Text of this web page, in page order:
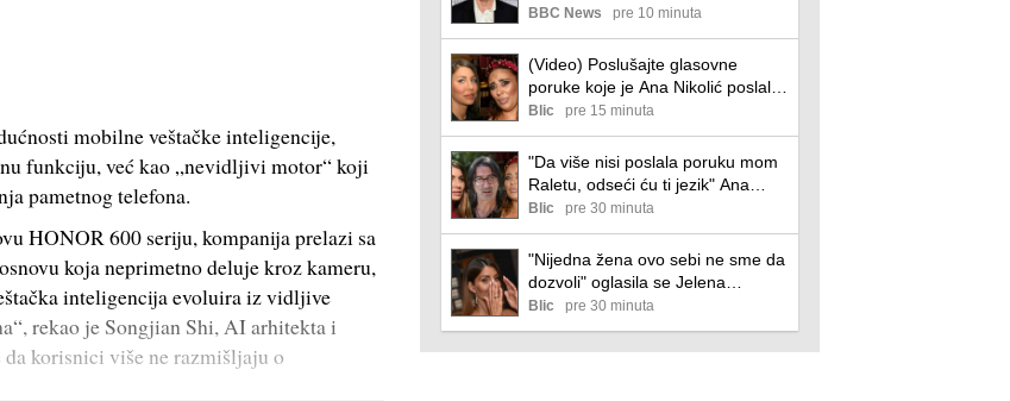
mobilne veštačke inteligencije,
funkciju, već kao „nevidljivi motor“ koji
pametnog telefona.
HONOR 600 seriju, kompanija prelazi sa
koja neprimetno deluje kroz kameru,
inteligencija evoluira iz vidljive
rekao je Songjian Shi, AI arhitekta i
korisnici više ne razmišljaju o
srpskom
BBC News pre 10 minuta
(Video) Poslušajte glasovne
poruke koje je Ana Nikolić poslala
Jeleni Radanović: "Izvlačiće te iz
Drine i Morave, ku**etino raspala!"
Blic pre 15 minuta
"Da više nisi poslala poruku mom
Raletu, odseći ću ti jezik" Ana
Nikolić pretila Jeleni Radanović,
isplivale jezive poruke: "Biću ti sa
mužem"
Blic pre 30 minuta
"Nijedna žena ovo sebi ne sme da
dozvoli" oglasila se Jelena
Radanović nakon što joj je Ana
Nikolić pretila zbog Raleta
Blic pre 30 minuta